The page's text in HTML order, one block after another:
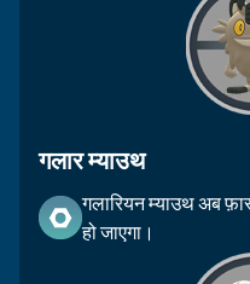
गलार म्याउथ
गलारियन म्याउथ अब
हो जाएगा।